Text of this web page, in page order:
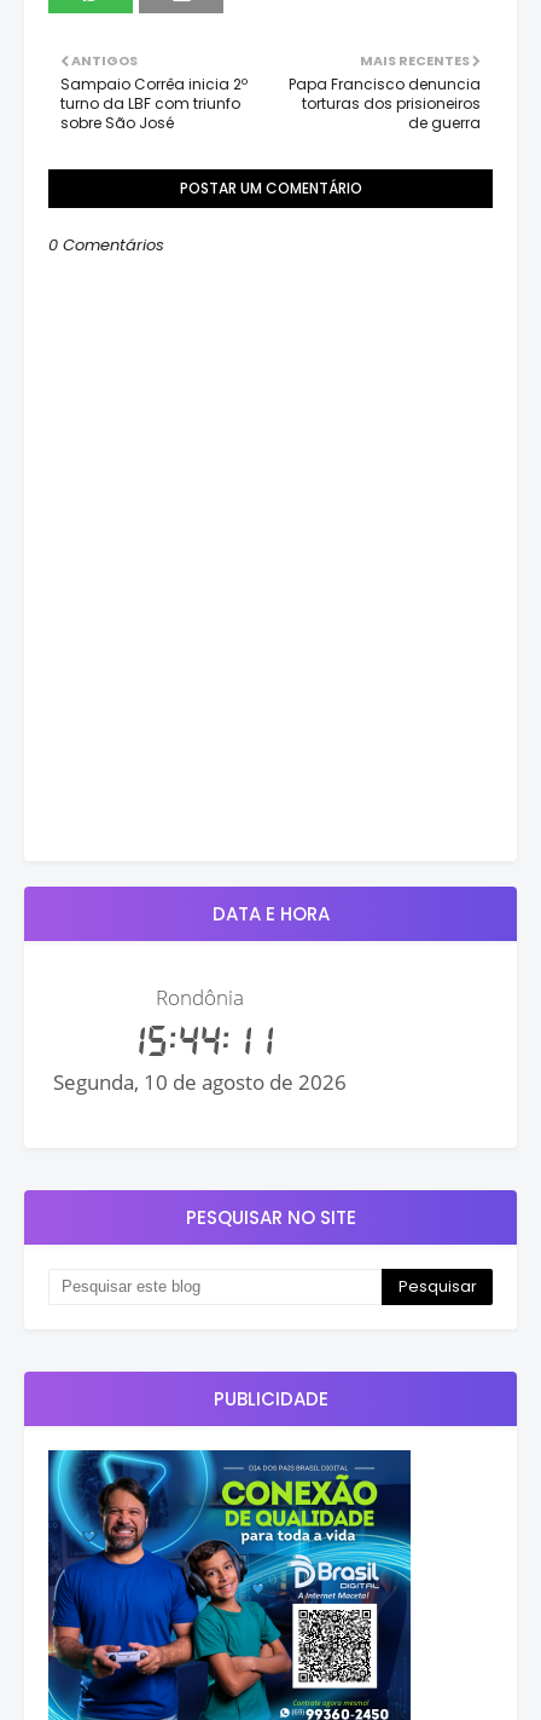
MAIS RECENTES
Papa Francisco denuncia
torturas dos prisioneiros
de guerra
ANTIGOS
Sampaio Corrêa inicia 2º
turno da LBF com triunfo
sobre São José
POSTAR UM COMENTÁRIO
0 Comentários
DATA E HORA
PESQUISAR NO SITE
PUBLICIDADE